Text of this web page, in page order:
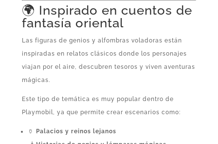
🌍 Inspirado en cuentos de
fantasía oriental
Las figuras de genios y alfombras voladoras están
inspiradas en relatos clásicos donde los personajes
viajan por el aire, descubren tesoros y viven aventuras
mágicas.
Este tipo de temática es muy popular dentro de
Playmobil, ya que permite crear escenarios como:
🏺
Palacios y reinos lejanos